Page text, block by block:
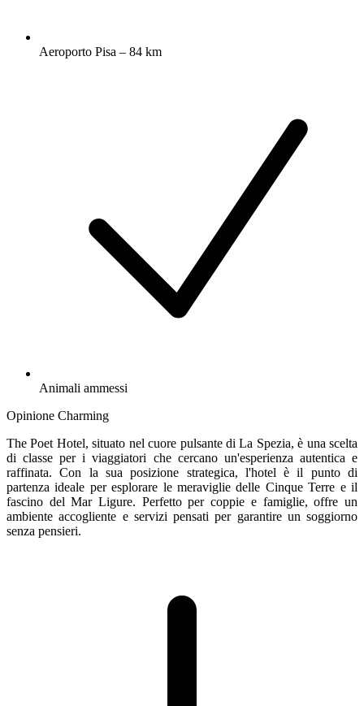
Aeroporto Pisa – 84 km
Animali ammessi
Opinione Charming
The Poet Hotel, situato nel cuore pulsante di La Spezia, è una scelta
di classe per i viaggiatori che cercano un'esperienza autentica e
raffinata. Con la sua posizione strategica, l'hotel è il punto di
partenza ideale per esplorare le meraviglie delle Cinque Terre e il
fascino del Mar Ligure. Perfetto per coppie e famiglie, offre un
ambiente accogliente e servizi pensati per garantire un soggiorno
senza pensieri.